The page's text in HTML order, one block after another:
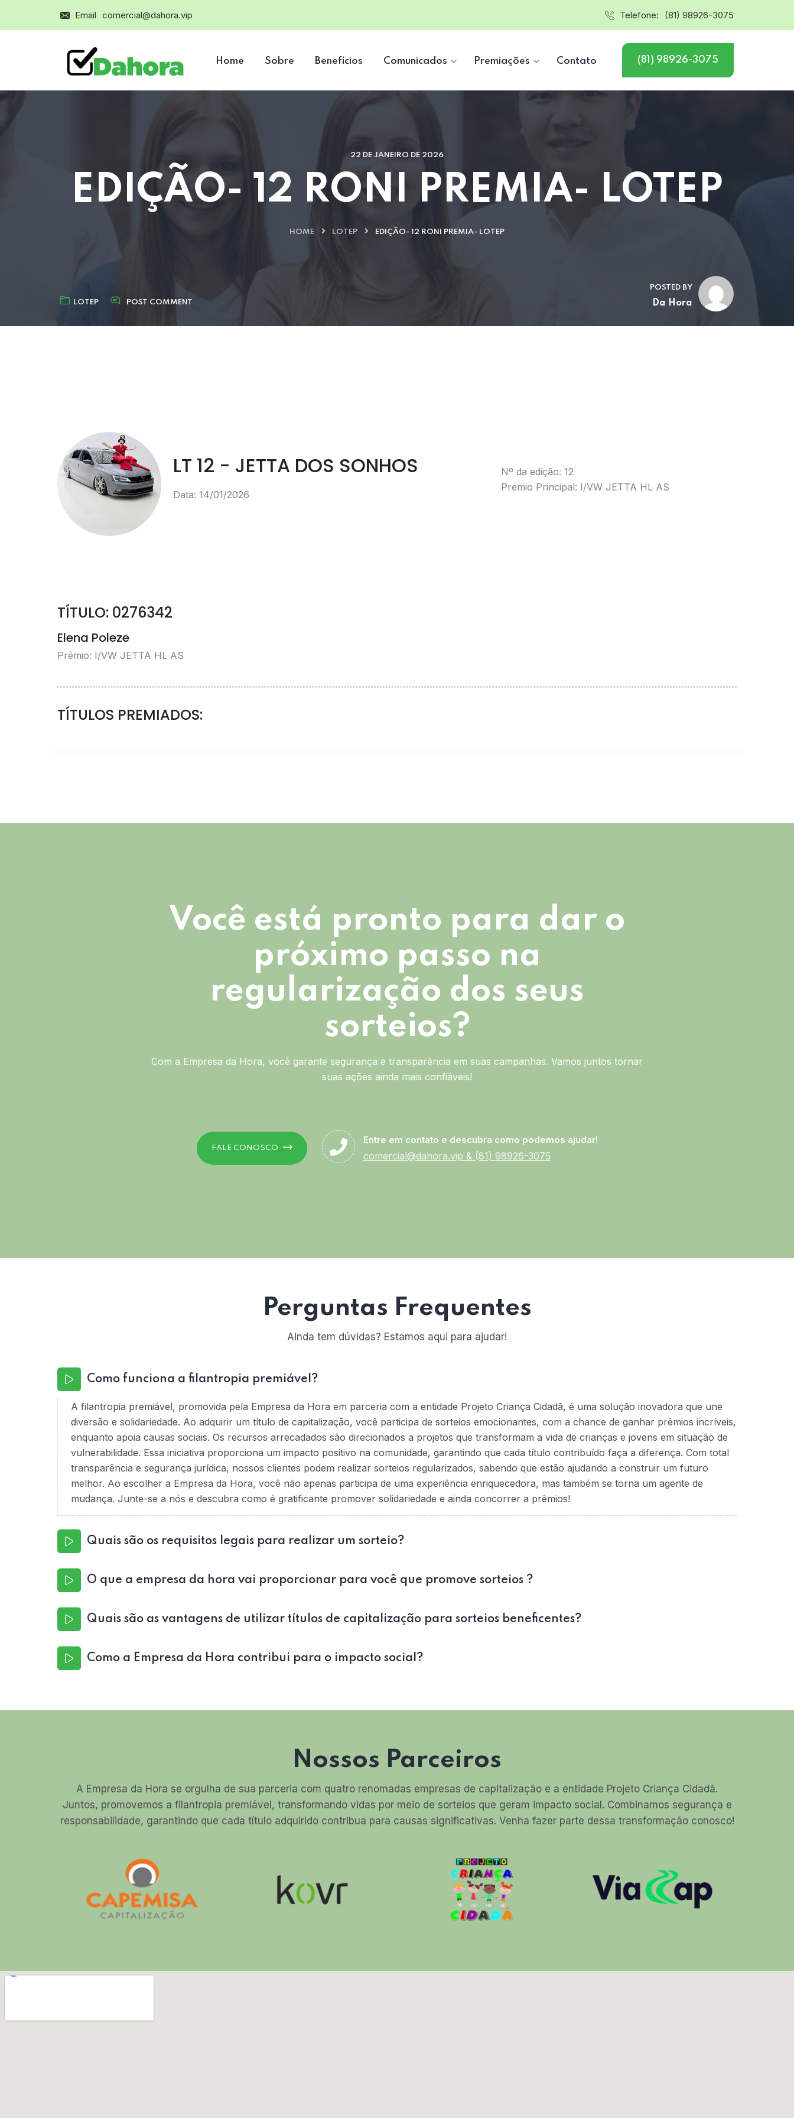
Email comercial@dahora.vip Telefone: (81) 98926-3075
Home Sobre Benefícios Comunicados Premiações Contato (81) 98926-3075
22 DE JANEIRO DE 2026
EDIÇÃO- 12 RONI PREMIA- LOTEP
HOME LOTEP EDIÇÃO- 12 RONI PREMIA- LOTEP
LOTEP POST COMMENT
POSTED BY
Da Hora
LT 12 - JETTA DOS SONHOS
Data: 14/01/2026
Nº da edição: 12
Premio Principal: I/VW JETTA HL AS
TÍTULO: 0276342
Elena Poleze
Prêmio: I/VW JETTA HL AS
TÍTULOS PREMIADOS:
Você está pronto para dar o
próximo passo na
regularização dos seus
sorteios?
Com a Empresa da Hora, você garante segurança e transparência em suas campanhas. Vamos juntos tornar
suas ações ainda mais confiáveis!
FALE CONOSCO
Entre em contato e descubra como podemos ajudar!
comercial@dahora.vip & (81) 98926-3075
Perguntas Frequentes
Ainda tem dúvidas? Estamos aqui para ajudar!
Como funciona a filantropia premiável?
A filantropia premiável, promovida pela Empresa da Hora em parceria com a entidade Projeto Criança Cidadã, é uma solução inovadora que une
diversão e solidariedade. Ao adquirir um título de capitalização, você participa de sorteios emocionantes, com a chance de ganhar prêmios incríveis,
enquanto apoia causas sociais. Os recursos arrecadados são direcionados a projetos que transformam a vida de crianças e jovens em situação de
vulnerabilidade. Essa iniciativa proporciona um impacto positivo na comunidade, garantindo que cada título contribuído faça a diferença. Com total
transparência e segurança jurídica, nossos clientes podem realizar sorteios regularizados, sabendo que estão ajudando a construir um futuro
melhor. Ao escolher a Empresa da Hora, você não apenas participa de uma experiência enriquecedora, mas também se torna um agente de
mudança. Junte-se a nós e descubra como é gratificante promover solidariedade e ainda concorrer a prêmios!
Quais são os requisitos legais para realizar um sorteio?
O que a empresa da hora vai proporcionar para você que promove sorteios ?
Quais são as vantagens de utilizar títulos de capitalização para sorteios beneficentes?
Como a Empresa da Hora contribui para o impacto social?
Nossos Parceiros
A Empresa da Hora se orgulha de sua parceria com quatro renomadas empresas de capitalização e a entidade Projeto Criança Cidadã.
Juntos, promovemos a filantropia premiável, transformando vidas por meio de sorteios que geram impacto social. Combinamos segurança e
responsabilidade, garantindo que cada título adquirido contribua para causas significativas. Venha fazer parte dessa transformação conosco!